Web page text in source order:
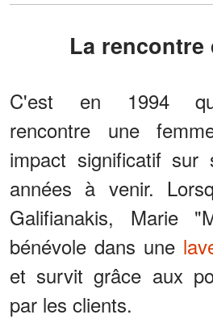
La
C'est en 1994
rencontre une
impact significatif
années à venir.
Galifianakis, Marie
bénévole dans une
et survit grâce aux
par les clients.